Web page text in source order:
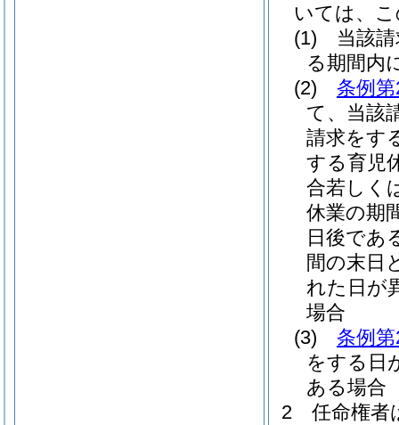
いては、
(1)
当該
る期間内
(2)
条例
て、当該
請求をす
する育児
合若しく
休業の期
日後であ
間の末日
れた日が
場合
(3)
条例
をする日
ある場合
2
任命権者